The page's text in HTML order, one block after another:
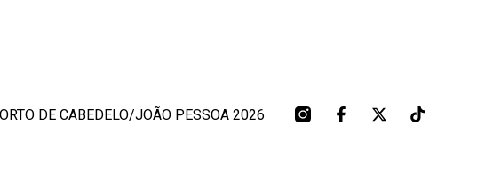
DE CABEDELO/JOÃO PESSOA 2026